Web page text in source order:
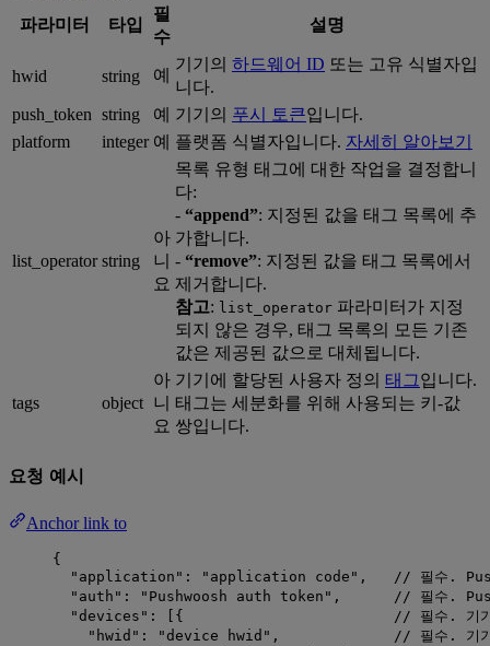
파라미터
타입
필
수
설명
hwid string 예
기기의 하드웨어 ID 또는 고유 식별자입
니다.
push_token string 예 기기의 푸시 토큰입니다.
platform
integer 예 플랫폼 식별자입니다. 자세히 알아보기
list_operator string
아
니
요
목록 유형 태그에 대한 작업을 결정합니
다:
- “append”: 지정된 값을 태그 목록에 추
가합니다.
- “remove”: 지정된 값을 태그 목록에서
제거합니다.
참고: list_operator 파라미터가 지정
되지 않은 경우, 태그 목록의 모든 기존
값은 제공된 값으로 대체됩니다.
tags object
아
니
요
기기에 할당된 사용자 정의 태그입니다.
태그는 세분화를 위해 사용되는 키-값
쌍입니다.
요청 예시
Anchor link to
{
"application" : " application code " , // 필수.
"auth" : " Pushwoosh auth token " , // 필수.
"devices" : [{ // 필수. 기
"hwid" : "device hwid " , // 필수. 기